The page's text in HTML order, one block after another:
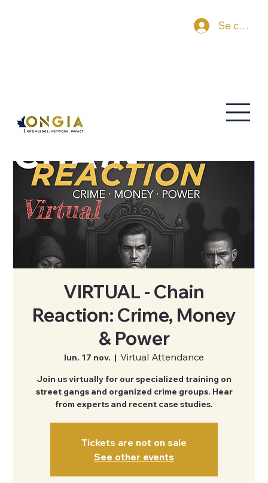
Se
VIRTUAL - Chain
Reaction: Crime, Money
& Power
lun. 17 nov.
  |
Virtual Attendance
Join us virtually for our specialized training on
street gangs and organized crime groups. Hear
from experts and recent case studies.
Tickets are not on sale
See other events